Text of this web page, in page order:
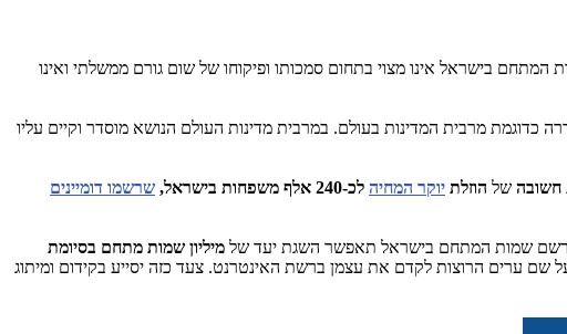
בישראל אינו מצוי בתחום סמכותו ופיקוחו של שום גורם ממשלתי ואינו
כדוגמת מרבית המדינות בעולם. במרבית מדינות העולם הנושא מוסדר וקיים עליו
חשובה של הוזלת יוקר המחיה לכ-240 אלף משפחות בישראל,
שרשמו דומיינים
מרשם שמות המתחם בישראל תאפשר השגת יעד של מיליון שמות מתחם בסיומת
ערים הרוצות לקדם את עצמן ברשת האינטרנט. צעד כזה יסייע בקידום ומיתוג